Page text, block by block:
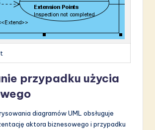
przypadku użycia
diagramów UML obsługuje
aktora biznesowego i przypadku